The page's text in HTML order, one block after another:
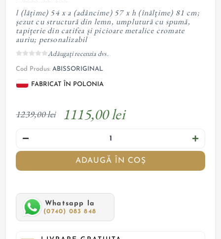
l (lățime) 54 x a (adâncime) 57 x h (înălțime) 81 cm;
șezut cu structură din lemn, umplutură cu spumă,
tapițerie din catifea și picioare metalice cromate
auriu; personalizabil
Adăugați recenzia dvs.
Cod Produs: ABISSORIGINAL
FABRICAT ÎN POLONIA
1239,00 lei 1115,00 lei
ADAUGĂ ÎN COȘ
Whatsapp la
(0740) 083 848